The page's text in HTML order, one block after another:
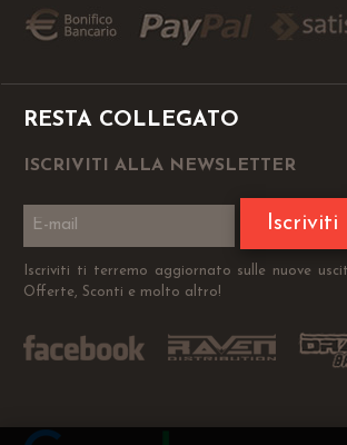
RESTA COLLEGATO
ISCRIVITI ALLA NEWSLETTER
Iscriviti
Iscriviti ti terremo aggiornato sulle nuove
Offerte, Sconti e molto altro!